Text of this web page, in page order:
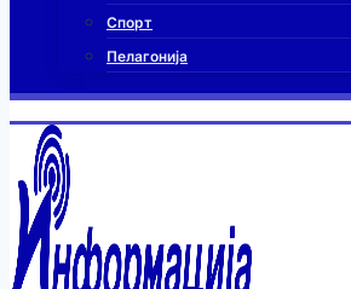
Спорт
Пелагонија